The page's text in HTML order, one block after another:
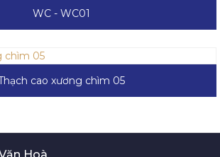
WC - WC01
cao xương chìm 05